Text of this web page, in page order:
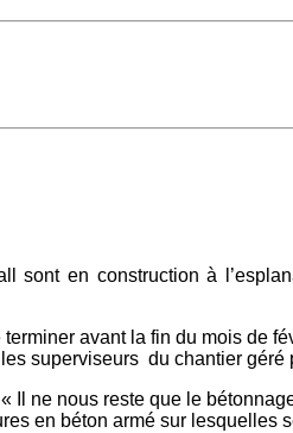
sont en construction à
avant la fin du mois de
superviseurs du chantier
Il ne nous reste que le
en béton armé sur lesquelles